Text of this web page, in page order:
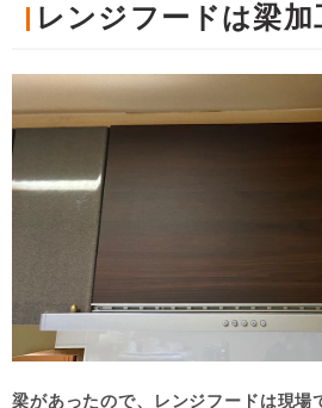
レンジフードは梁
梁があったので、レンジフードは現場